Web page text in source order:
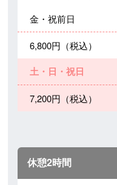
金・祝前日
6,800円（税込）
土・日・祝日
7,200円（税込）
休憩2時間